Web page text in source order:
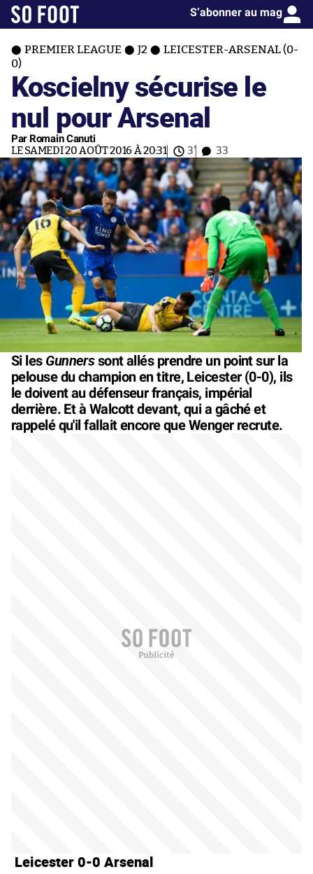
S’abonner au mag
PREMIER LEAGUE J2
LEICESTER-ARSENAL (0-
0)
Koscielny sécurise le
nul pour Arsenal
Par Romain Canuti
LE SAMEDI 20 AOÛT 2016 À 20:31 3' 33
Si les Gunnerssont allés prendre un point sur la
pelouse du champion en titre, Leicester (0-0), ils
le doivent au défenseur français, impérial
derrière. Et à Walcott devant, qui a gâché et
rappelé qu'il fallait encore que Wenger recrute.
Leicester 0-0 Arsenal